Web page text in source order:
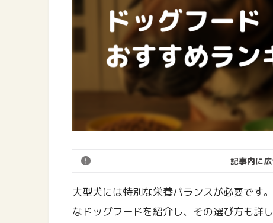
記事内に
大型犬には特別な栄養バランスが必要です
なドッグフードを紹介し、その選び方も詳